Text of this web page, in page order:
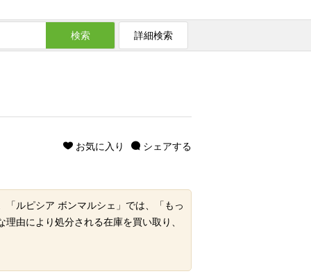
検索 詳細検索
シェアする
お気に入り
ルピシア ボンマルシェ」では、「もっ
由により処分される在庫を買い取り、